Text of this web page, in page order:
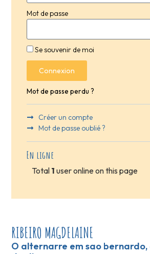
Mot de passe
Se souvenir de moi
Connexion
Mot de passe perdu ?
Créer un compte
Mot de passe oublié ?
En ligne
Total 1 user online on this page
RIBEIRO MAGDELAINE
O alternarre em sao